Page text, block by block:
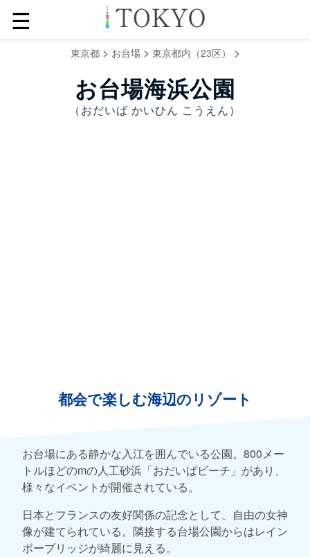
☰
東京都> お台場> 東京都内（23区） >
お台場海浜公園
（おだいば かいひん こうえん）
都会で楽しむ海辺のリゾート
お台場にある静かな入江を囲んでいる公園。800メー
トルほどのmの人工砂浜「おだいばビーチ」があり、
様々なイベントが開催されている。
日本とフランスの友好関係の記念として、自由の女神
像が建てられている。隣接する台場公園からはレイン
ボーブリッジが綺麗に見える。